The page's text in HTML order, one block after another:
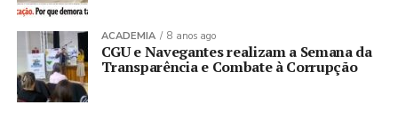
ACADEMIA 8 anos ago
CGU e Navegantes realizam a Semana da
Transparência e Combate à Corrupção